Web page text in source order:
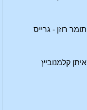
תומר רוזן - גרייס
איתן קלמנוביץ